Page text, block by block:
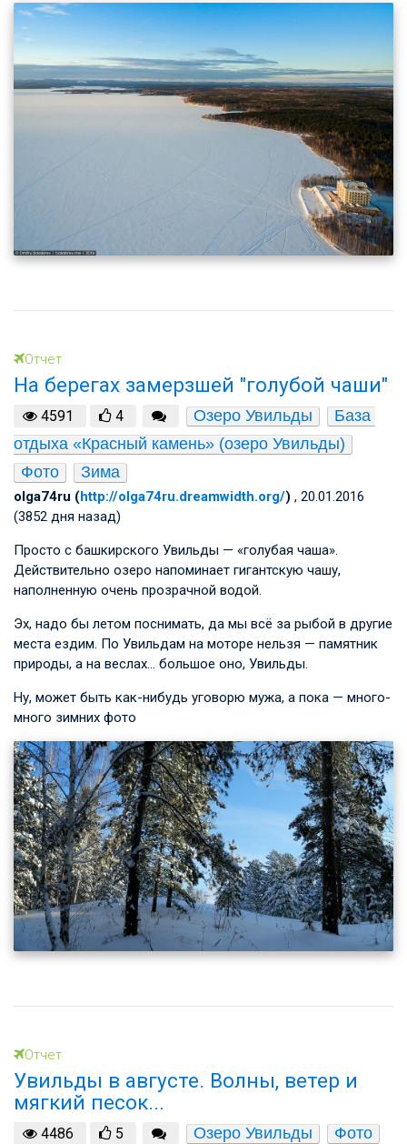
Отчет
На берегах замерзшей "голубой чаши"
4591 4 Озеро Увильды
База
отдыха «Красный камень» (озеро Увильды)
Фото
Зима
olga74ru (http://olga74ru.dreamwidth.org/) , 20.01.2016
(3852 дня назад)
Просто с башкирского Увильды — «голубая чаша».
Действительно озеро напоминает гигантскую чашу,
наполненную очень прозрачной водой.
Эх, надо бы летом поснимать, да мы всё за рыбой в другие
места ездим. По Увильдам на моторе нельзя — памятник
природы, а на веслах… большое оно, Увильды.
Ну, может быть как-нибудь уговорю мужа, а пока — много-
много зимних фото
Отчет
Увильды в августе. Волны, ветер и
мягкий песок...
4486 5 Озеро Увильды
Фото